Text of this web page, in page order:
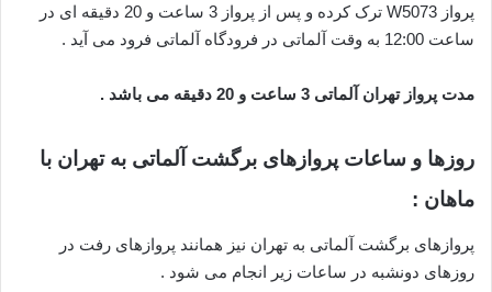
پرواز W5073 ترک کرده و پس از پرواز 3 ساعت و 20 دقیقه ای در
ساعت 12:00 به وقت آلماتی در فرودگاه آلماتی فرود می آید .
مدت پرواز تهران آلماتی 3 ساعت و 20 دقیقه می باشد .
روزها و ساعات پروازهای برگشت آلماتی به تهران با
ماهان :
پروازهای برگشت آلماتی به تهران نیز همانند پروازهای رفت در
روزهای دونشبه در ساعات زیر انجام می شود .